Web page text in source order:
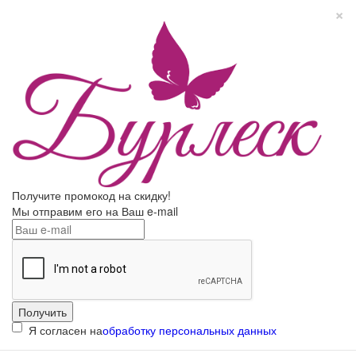
×
Получите промокод на скидку!
Мы отправим его на Ваш e-mail
Я согласен наобработку персональных данных